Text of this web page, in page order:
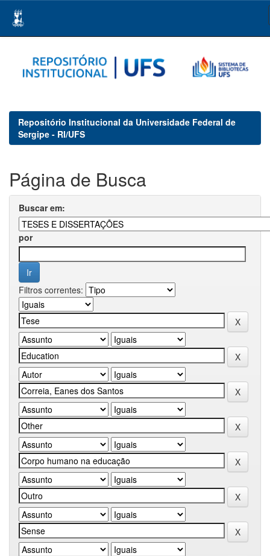
navigation
Repositório Institucional da Universidade Federal de
Sergipe - RI/UFS
Página de Busca
Buscar em:
por
Filtros correntes: